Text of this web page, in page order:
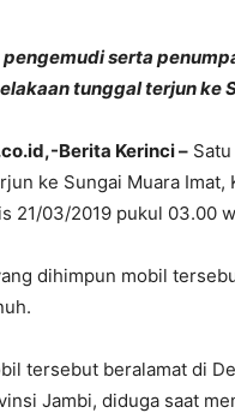
serta
tunggal terjun ke
Berita Kerinci –
ke Sungai Muara
21/03/2019 pukul 03.00
dihimpun mobil
tersebut beralamat di
Jambi, diduga saat